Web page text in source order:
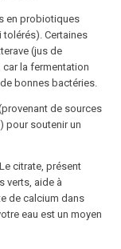
en probiotiques
Certaines
(jus de
car la fermentation
bonnes bactéries.
de sources
pour soutenir un
Le citrate, présent
verts, aide à
de calcium dans
eau est un moyen